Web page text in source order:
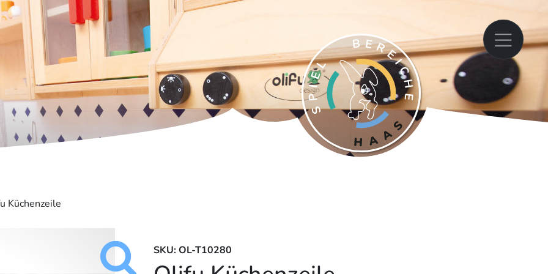
Küchenzeile
SKU: OL-T10280